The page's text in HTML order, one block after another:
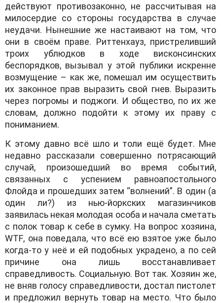
действуют противозаконно, не рассчитывая на
милосердие со стороны государства в случае
неудачи. Нынешние же настаивают на том, что
они в своём праве. Риттенхауз, пристреливший
троих ублюдков в ходе висконсинских
беспорядков, вызывал у этой публики искренне
возмущение – как же, помешал им осуществить
их законное прав выразить свой гнев. Выразить
через погромы и поджоги. И общество, по их же
словам, должно подойти к этому их праву с
пониманием.
К этому давно всё шло и толи ещё будет. Мне
недавно рассказали совершенно потрясающий
случай, произошедший во время событий,
связанных с успением равноапостольного
Флойда и прошедших затем “волнений”. В один (а
один ли?) из нью-йоркских магазинчиков
заявилась некая молодая особа и начала сметать
с полок товар к себе в сумку. На вопрос хозяина,
WTF, она поведала, что всё ею взятое уже было
когда-то у неё и ей подобных украдено, а по сей
причине она лишь восстанавливает
справедливость. Социальную. Вот так. Хозяин же,
не вняв голосу справедливости, достал пистолет
и предложил вернуть товар на место. Что было